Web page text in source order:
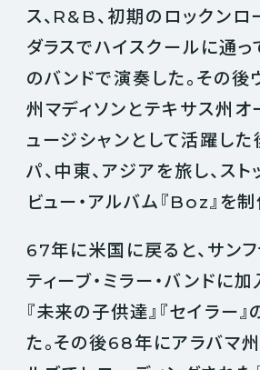
ス、R&B、初期のロックンロ
ダラスでハイスクールに通
のバンドで演奏した。その後
州マディソンとテキサス州オ
ュージシャンとして活躍した
パ、中東、アジアを旅し、ス
ビュー・アルバム『Boz』を制
67年に米国に戻ると、サン
ティーブ・ミラー・バンドに加
『未来の子供達』『セイラー
た。その後68年にアラバマ